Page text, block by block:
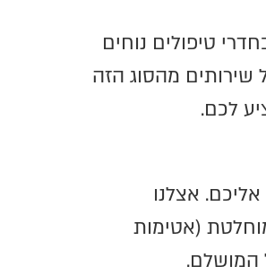
טיפולים נוחים
שירותים מהסוג הזה
לכם.
אצלנו
(אטימות
המושלם.